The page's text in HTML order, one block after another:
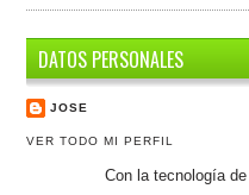
DATOS PERSONALES
JOSE
VER TODO MI PERFIL
Con la tecnología de